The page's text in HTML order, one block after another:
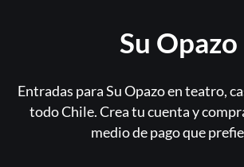
Su Opazo
Entradas para Su Opazo en teatro,
todo Chile. Crea tu cuenta y
medio de pago que